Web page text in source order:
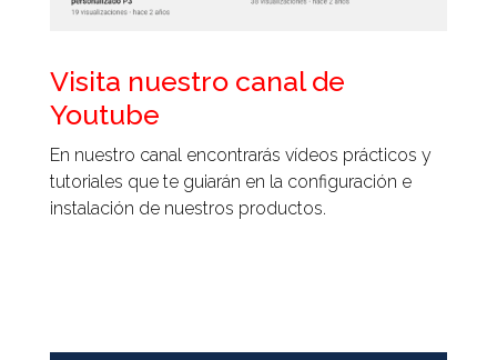
Visita nuestro canal de
Youtube
En nuestro canal encontrarás vídeos prácticos y
tutoriales que te guiarán en la configuración e
instalación de nuestros productos.